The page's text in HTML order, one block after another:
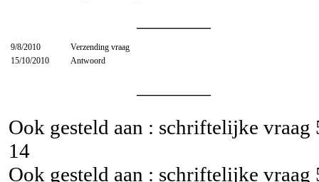
9/8/2010
Verzending vraag
15/10/2010
Antwoord
Ook gesteld aan : schriftelijke vraag
14
Ook gesteld aan : schriftelijke vraag